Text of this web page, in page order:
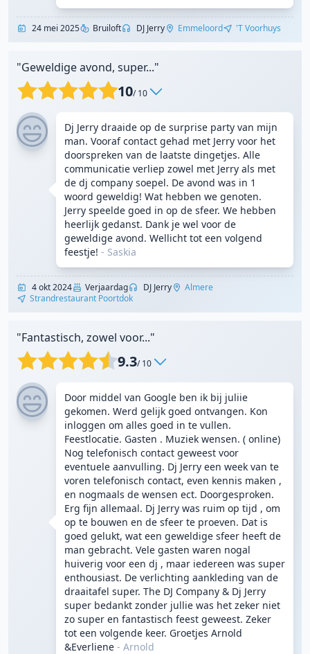
24 mei 2025 Bruiloft DJ Jerry Emmeloord 't Voorhuys
"Geweldige avond, super..."
10/ 10
Dj Jerry draaide op de surprise party van mijn
man. Vooraf contact gehad met Jerry voor het
doorspreken van de laatste dingetjes. Alle
communicatie verliep zowel met Jerry als met
de dj company soepel. De avond was in 1
woord geweldig! Wat hebben we genoten.
Jerry speelde goed in op de sfeer. We hebben
heerlijk gedanst. Dank je wel voor de
geweldige avond. Wellicht tot een volgend
feestje! - Saskia
4 okt 2024 Verjaardag DJ Jerry
Almere
Strandrestaurant Poortdok
"Fantastisch, zowel voor..."
9.3/ 10
Door middel van Google ben ik bij juliie
gekomen. Werd gelijk goed ontvangen. Kon
inloggen om alles goed in te vullen.
Feestlocatie. Gasten . Muziek wensen. ( online)
Nog telefonisch contact geweest voor
eventuele aanvulling. Dj Jerry een week van te
voren telefonisch contact, even kennis maken ,
en nogmaals de wensen ect. Doorgesproken.
Erg fijn allemaal. Dj Jerry was ruim op tijd , om
op te bouwen en de sfeer te proeven. Dat is
goed gelukt, wat een geweldige sfeer heeft de
man gebracht. Vele gasten waren nogal
huiverig voor een dj , maar iedereen was super
enthousiast. De verlichting aankleding van de
draaitafel super. The DJ Company & Dj Jerry
super bedankt zonder jullie was het zeker niet
zo super en fantastisch feest geweest. Zeker
tot een volgende keer. Groetjes Arnold
&Everliene - Arnold